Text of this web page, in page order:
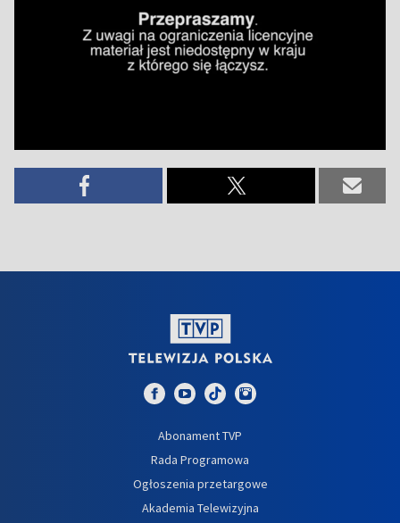
Abonament TVP
Rada Programowa
Ogłoszenia przetargowe
Akademia Telewizyjna